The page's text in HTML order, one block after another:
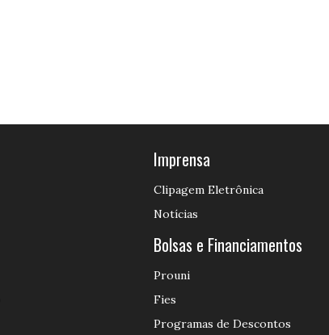
Imprensa
Clipagem Eletrônica
Notícias
Bolsas e Financiamentos
Prouni
Fies
Programas de Descontos